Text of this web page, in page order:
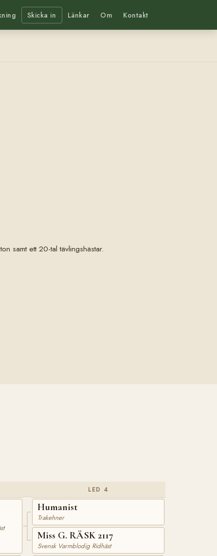
Skicka in Länkar Om Kontakt
samt ett 20-tal tävlingshästar.
LED 4
Humanist
Trakehner
Miss G. RÄSK 2117
Svensk Varmblodig Ridhäst